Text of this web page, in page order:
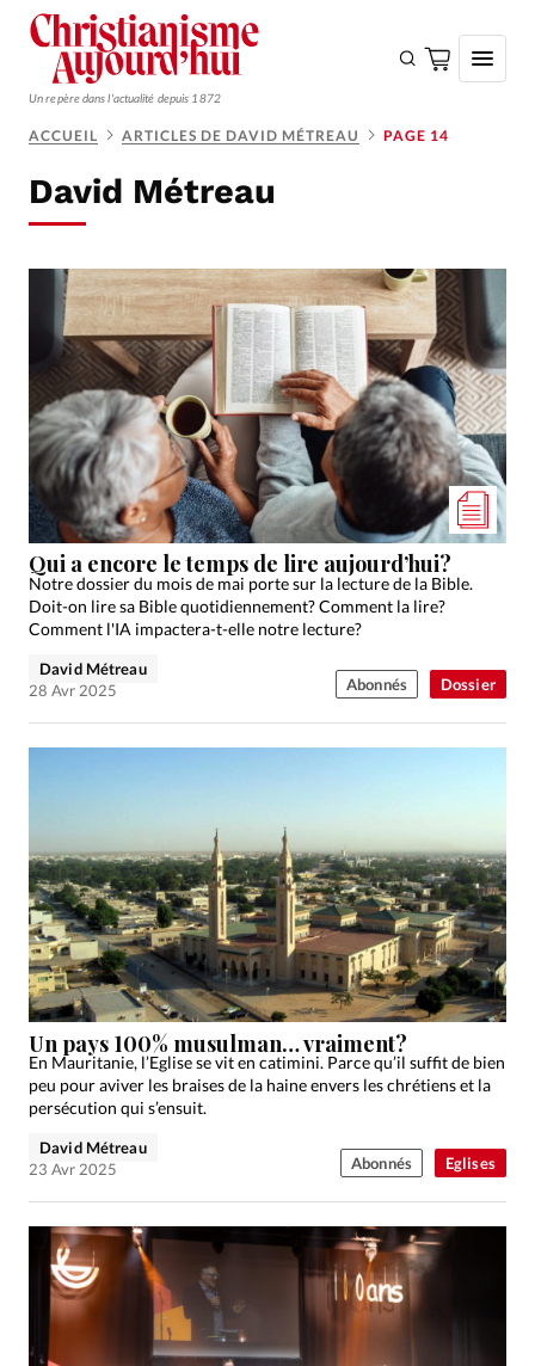
Un repère dans l'actualité depuis 1872
Monde
Opinions
Tous les articles
Faire un don
Emploi
Se connecter
Édition: Internationale
Devise:CHF
RUBRIQUES
Actualité internationale
Chronique
Culture
Dossier
Eglises Foi Génération réveil
Monde
Vie Intérieure
ACCUEIL ARTICLES DE DAVID MÉTREAU PAGE 14
David Métreau
Dossier
Qui a encore le temps de lire aujourd’hui?
Notre dossier du mois de mai porte sur la lecture de la Bible.
Doit-on lire sa Bible quotidiennement? Comment la lire?
Comment l'IA impactera-t-elle notre lecture?
David Métreau
28 Avr 2025
Abonnés
Eglises
Un pays 100% musulman… vraiment?
En Mauritanie, l’Eglise se vit en catimini. Parce qu’il suffit de bien
peu pour aviver les braises de la haine envers les chrétiens et la
persécution qui s’ensuit.
David Métreau
23 Avr 2025
Abonnés